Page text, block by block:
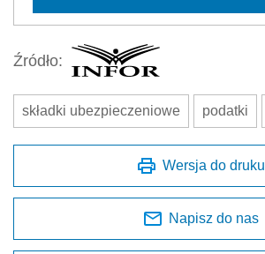
Źródło:
składki ubezpieczeniowe podatki
Wersja do druku
Napisz do nas